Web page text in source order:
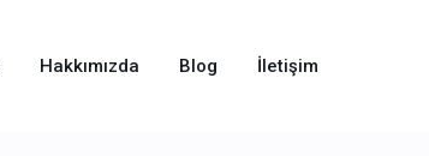
Hakkımızda Blog İletişim